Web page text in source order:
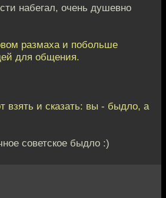
набегал, очень душевно
размаха и побольше
для общения.
взять и сказать: вы - быдло, а
советское быдло :)